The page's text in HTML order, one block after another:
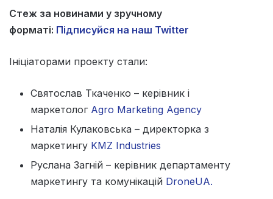
Стеж за новинами у зручному
форматі: Підписуйся на наш Twitter
Ініціаторами проекту стали:
Святослав Ткаченко – керівник і
маркетолог Agro Marketing Agency
Наталія Кулаковська – директорка з
маркетингу KMZ Industries
Руслана Загній – керівник департаменту
маркетингу та комунікацій DroneUA.